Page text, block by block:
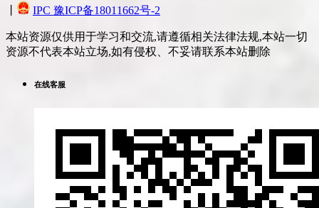
IPC 豫ICP备18011662号-2
本站资源仅供用于学习和交流,请遵循相关法律法规,本站一切
资源不代表本站立场,如有侵权、不妥请联系本站删除
在线客服